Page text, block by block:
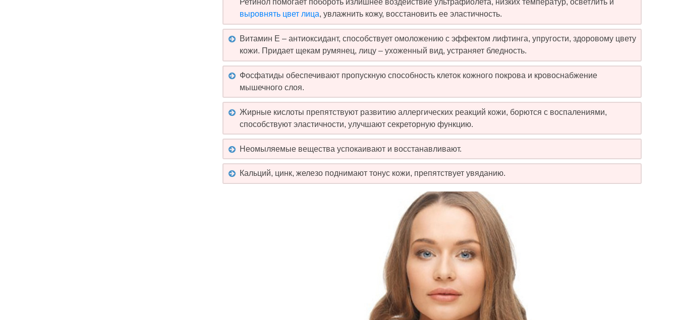
Ретинол помогает побороть излишнее воздействие ультрафиолета, низких температур, осветлить и
выровнять цвет лица, увлажнить кожу, восстановить ее эластичность.
Витамин E – антиоксидант, способствует омоложению с эффектом лифтинга, упругости, здоровому цвету
кожи. Придает щекам румянец, лицу – ухоженный вид, устраняет бледность.
Фосфатиды обеспечивают пропускную способность клеток кожного покрова и кровоснабжение
мышечного слоя.
Жирные кислоты препятствуют развитию аллергических реакций кожи, борются с воспалениями,
способствуют эластичности, улучшают секреторную функцию.
Неомыляемые вещества успокаивают и восстанавливают.
Кальций, цинк, железо поднимают тонус кожи, препятствует увяданию.